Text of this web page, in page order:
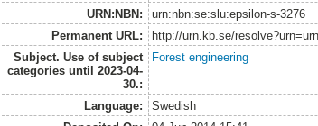
URN:NBN:
urn:nbn:se:slu:epsilon-s-3276
Permanent URL:
http://urn.kb.se/
Subject. Use of subject
categories until 2023-04-
30.:
Forest engineering
Language:
Swedish